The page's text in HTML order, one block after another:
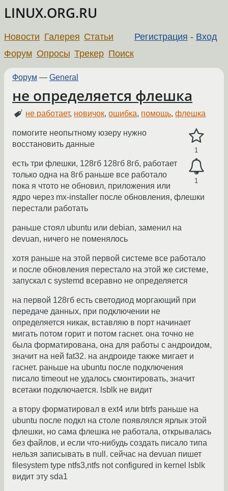
LINUX.ORG.RU
Регистрация - Вход
Новости Галерея Статьи
Форум Опросы Трекер Поиск
Форум — General
не определяется флешка
не работает, новичок,ошибка, помощь,флешка
1
1
помогите неопытному юзеру нужно
восстановить данные
есть три флешки, 128гб 128гб 8гб, работает
только одна на 8гб раньше все работало
пока я чтото не обновил, приложения или
ядро через mx-installer после обновления, флешки
перестали работать
раньше стоял ubuntu или debian, заменил на
devuan, ничего не поменялось
хотя раньше на этой первой системе все работало
и после обновления перестало на этой же системе,
запускал с systemd всеравно не определяется
на первой 128гб есть светодиод моргающий при
передаче данных, при подключении не
определяется никак, вставляю в порт начинает
мигать потом горит и потом гаснет. она точно не
была форматирована, она для работы с андроидом,
значит на ней fat32. на андроиде также мигает и
гаснет. раньше на ubuntu после подключения
писало timeout не удалось смонтировать, значит
всетаки подключается. lsblk не видит
а втору форматировал в ext4 или btrfs раньше на
ubuntu после подкл на столе появлялся ярлык этой
флешки, но сама флешка не работала, открывалась
без файлов, и если что-нибудь создать писало типа
нельзя записывать в null. сейчас на devuan пишет
filesystem type ntfs3,ntfs not configured in kernel lsblk
видит эту sda1